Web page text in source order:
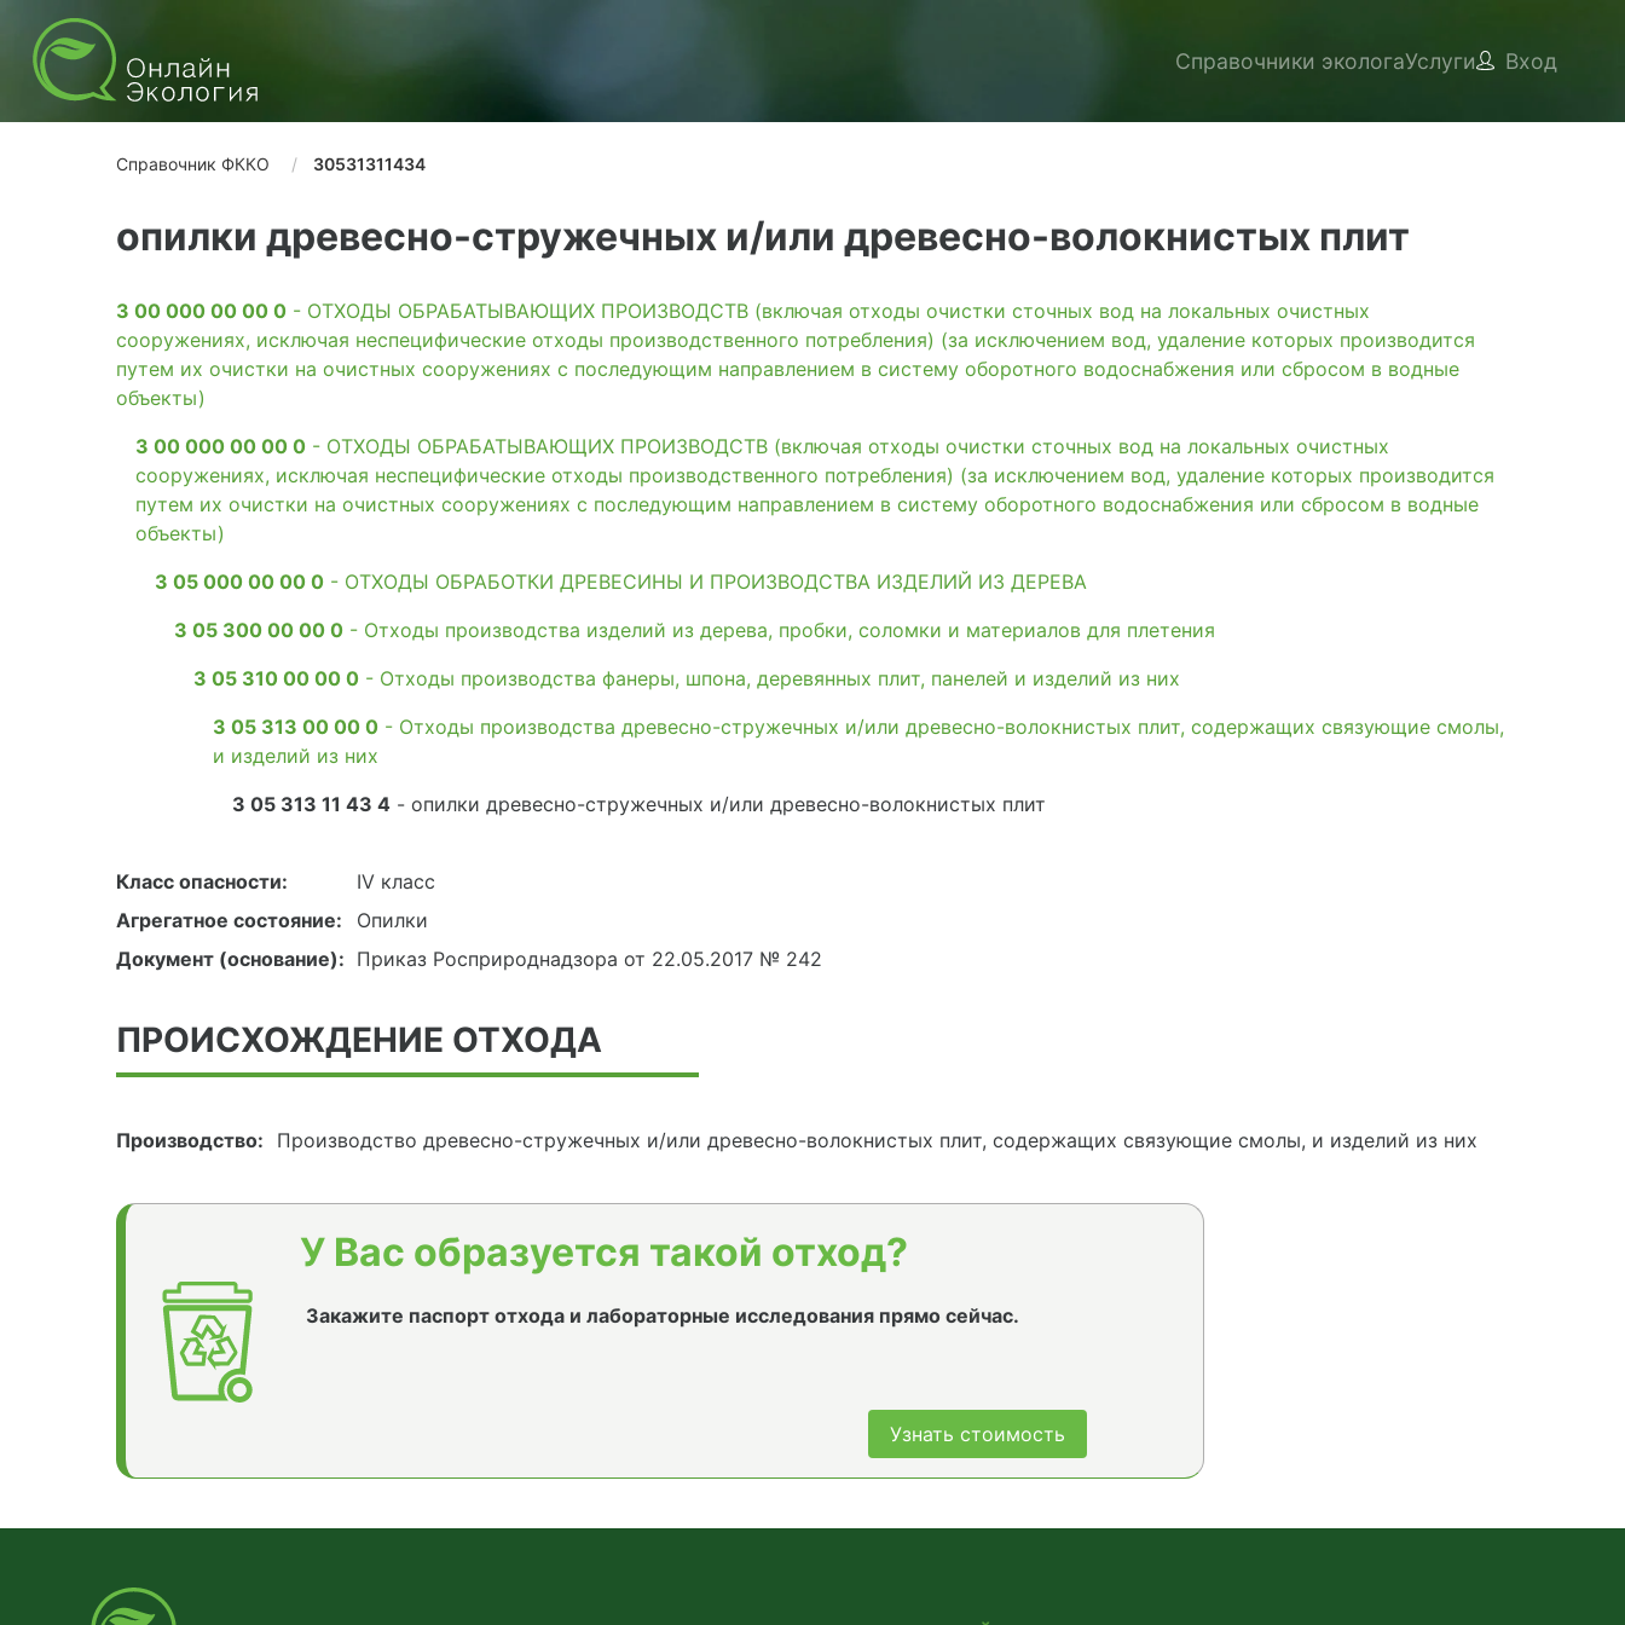
Справочники экологаУслуги Вход
Справочник ФККО 30531311434
опилки древесно-стружечных и/или древесно-волокнистых плит
3 00 000 00 00 0 - ОТХОДЫ ОБРАБАТЫВАЮЩИХ ПРОИЗВОДСТВ (включая отходы очистки сточных вод на локальных очистных
сооружениях, исключая неспецифические отходы производственного потребления) (за исключением вод, удаление которых производится
путем их очистки на очистных сооружениях с последующим направлением в систему оборотного водоснабжения или сбросом в водные
объекты)
3 00 000 00 00 0 - ОТХОДЫ ОБРАБАТЫВАЮЩИХ ПРОИЗВОДСТВ (включая отходы очистки сточных вод на локальных очистных
сооружениях, исключая неспецифические отходы производственного потребления) (за исключением вод, удаление которых производится
путем их очистки на очистных сооружениях с последующим направлением в систему оборотного водоснабжения или сбросом в водные
объекты)
3 05 000 00 00 0 - ОТХОДЫ ОБРАБОТКИ ДРЕВЕСИНЫ И ПРОИЗВОДСТВА ИЗДЕЛИЙ ИЗ ДЕРЕВА
3 05 300 00 00 0 - Отходы производства изделий из дерева, пробки, соломки и материалов для плетения
3 05 310 00 00 0 - Отходы производства фанеры, шпона, деревянных плит, панелей и изделий из них
3 05 313 00 00 0 - Отходы производства древесно-стружечных и/или древесно-волокнистых плит, содержащих связующие смолы,
и изделий из них
3 05 313 11 43 4 - опилки древесно-стружечных и/или древесно-волокнистых плит
Класс опасности:
IV класс
Агрегатное состояние:
Опилки
Документ (основание): Приказ Росприроднадзора от 22.05.2017 № 242
ПРОИСХОЖДЕНИЕ ОТХОДА
Производство: Производство древесно-стружечных и/или древесно-волокнистых плит, содержащих связующие смолы, и изделий из них
У Вас образуется такой отход?
Закажите паспорт отхода и лабораторные исследования прямо сейчас.
Узнать стоимость